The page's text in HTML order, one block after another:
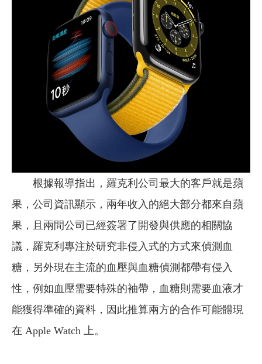
根據報導指出，羅克利公司最大的客戶就是蘋
果，公司資訊顯示，兩年收入的絕大部分都來自蘋
果，且兩間公司已經簽署了開發與供應的相關協
議，羅克利專注於研究非侵入式的方式來偵測血
糖，另外現在主流的血壓與血糖偵測都帶有侵入
性，例如血壓需要特殊的袖帶，血糖則需要血液才
能獲得準確的資料，因此推算兩方的合作可能體現
在 Apple Watch 上。